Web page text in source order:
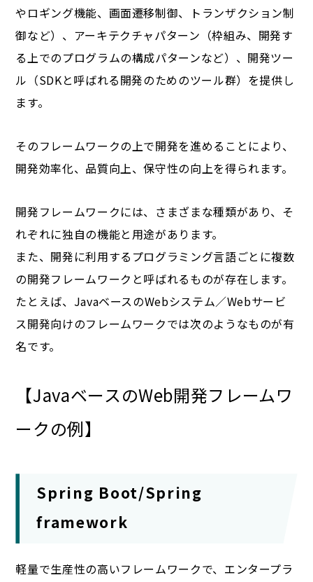
やロギング機能、画面遷移制御、トランザクション制
御など）、アーキテクチャパターン（枠組み、開発す
る上でのプログラムの構成パターンなど）、開発ツー
ル（SDKと呼ばれる開発のためのツール群）を提供し
ます。
そのフレームワークの上で開発を進めることにより、
開発効率化、品質向上、保守性の向上を得られます。
開発フレームワークには、さまざまな種類があり、そ
れぞれに独自の機能と用途があります。
また、開発に利用するプログラミング言語ごとに複数
の開発フレームワークと呼ばれるものが存在します。
たとえば、JavaベースのWebシステム／Webサービ
ス開発向けのフレームワークでは次のようなものが有
名です。
【JavaベースのWeb開発フレームワ
ークの例】
Spring Boot/Spring
framework
軽量で生産性の高いフレームワークで、エンタープラ